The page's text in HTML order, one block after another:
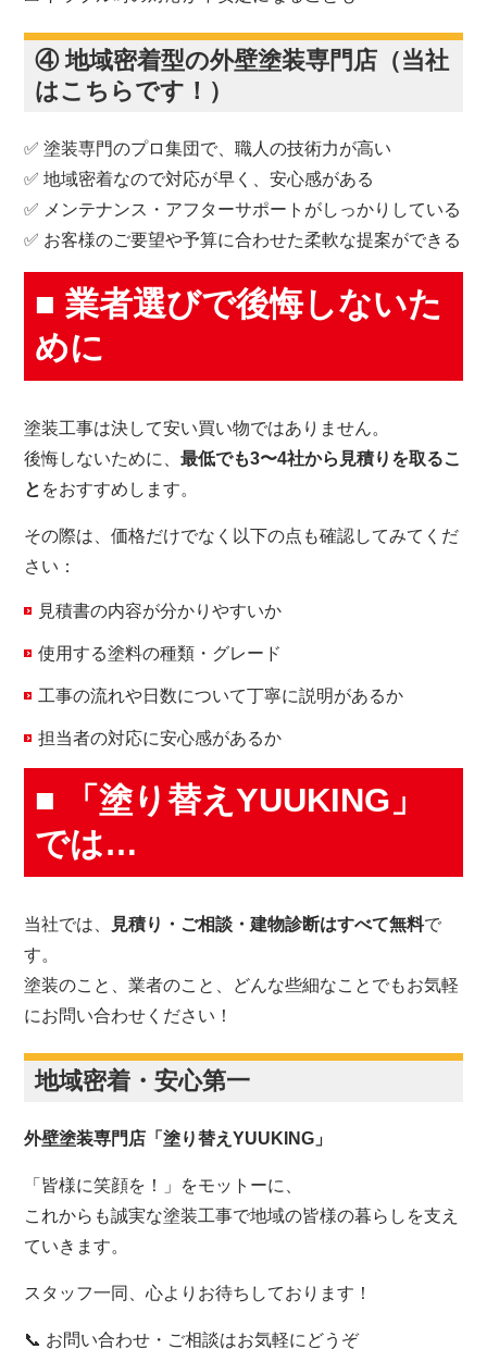
④ 地域密着型の外壁塗装専門店（当社
はこちらです！）
✅ 塗装専門のプロ集団で、職人の技術力が高い
✅ 地域密着なので対応が早く、安心感がある
✅ メンテナンス・アフターサポートがしっかりしている
✅ お客様のご要望や予算に合わせた柔軟な提案ができる
■ 業者選びで後悔しないた
めに
塗装工事は決して安い買い物ではありません。
後悔しないために、最低でも3〜4社から見積りを取るこ
と をおすすめします。
その際は、価格だけでなく以下の点も確認してみてくだ
さい：
見積書の内容が分かりやすいか
使用する塗料の種類・グレード
工事の流れや日数について丁寧に説明があるか
担当者の対応に安心感があるか
■ 「塗り替えYUUKING」
では…
当社では、 見積り・ご相談・建物診断はすべて無料で
す。
塗装のこと、業者のこと、どんな些細なことでもお気軽
にお問い合わせください！
地域密着・安心第一
外壁塗装専門店「塗り替えYUUKING」
「皆様に笑顔を！」をモットーに、
これからも誠実な塗装工事で地域の皆様の暮らしを支え
ていきます。
スタッフ一同、心よりお待ちしております！
📞 お問い合わせ・ご相談はお気軽にどうぞ